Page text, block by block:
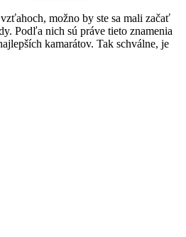
možno by ste sa mali začať
Podľa nich sú práve tieto znamenia
kamarátov. Tak schválne, je